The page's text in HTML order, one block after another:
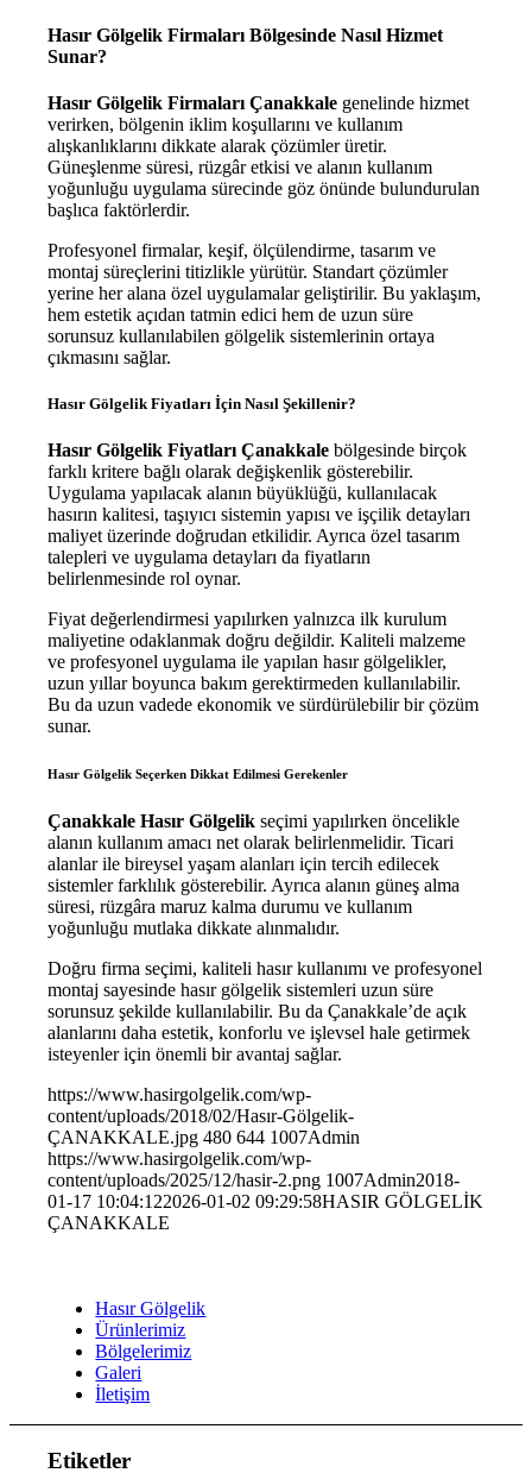
Hasır Gölgelik Firmaları Bölgesinde Nasıl Hizmet
Sunar?
Hasır Gölgelik Firmaları Çanakkale genelinde hizmet
verirken, bölgenin iklim koşullarını ve kullanım
alışkanlıklarını dikkate alarak çözümler üretir.
Güneşlenme süresi, rüzgâr etkisi ve alanın kullanım
yoğunluğu uygulama sürecinde göz önünde bulundurulan
başlıca faktörlerdir.
Profesyonel firmalar, keşif, ölçülendirme, tasarım ve
montaj süreçlerini titizlikle yürütür. Standart çözümler
yerine her alana özel uygulamalar geliştirilir. Bu yaklaşım,
hem estetik açıdan tatmin edici hem de uzun süre
sorunsuz kullanılabilen gölgelik sistemlerinin ortaya
çıkmasını sağlar.
Hasır Gölgelik Fiyatları İçin Nasıl Şekillenir?
Hasır Gölgelik Fiyatları Çanakkale bölgesinde birçok
farklı kritere bağlı olarak değişkenlik gösterebilir.
Uygulama yapılacak alanın büyüklüğü, kullanılacak
hasırın kalitesi, taşıyıcı sistemin yapısı ve işçilik detayları
maliyet üzerinde doğrudan etkilidir. Ayrıca özel tasarım
talepleri ve uygulama detayları da fiyatların
belirlenmesinde rol oynar.
Fiyat değerlendirmesi yapılırken yalnızca ilk kurulum
maliyetine odaklanmak doğru değildir. Kaliteli malzeme
ve profesyonel uygulama ile yapılan hasır gölgelikler,
uzun yıllar boyunca bakım gerektirmeden kullanılabilir.
Bu da uzun vadede ekonomik ve sürdürülebilir bir çözüm
sunar.
Hasır Gölgelik Seçerken Dikkat Edilmesi Gerekenler
Çanakkale Hasır Gölgelik seçimi yapılırken öncelikle
alanın kullanım amacı net olarak belirlenmelidir. Ticari
alanlar ile bireysel yaşam alanları için tercih edilecek
sistemler farklılık gösterebilir. Ayrıca alanın güneş alma
süresi, rüzgâra maruz kalma durumu ve kullanım
yoğunluğu mutlaka dikkate alınmalıdır.
Doğru firma seçimi, kaliteli hasır kullanımı ve profesyonel
montaj sayesinde hasır gölgelik sistemleri uzun süre
sorunsuz şekilde kullanılabilir. Bu da Çanakkale’de açık
alanlarını daha estetik, konforlu ve işlevsel hale getirmek
isteyenler için önemli bir avantaj sağlar.
https://www.hasirgolgelik.com/wp-
content/uploads/2018/02/Hasır-Gölgelik-
ÇANAKKALE.jpg 480 644 1007Admin
https://www.hasirgolgelik.com/wp-
content/uploads/2025/12/hasir-2.png 1007Admin2018-
01-17 10:04:122026-01-02 09:29:58HASIR GÖLGELİK
ÇANAKKALE
Hasır Gölgelik
Ürünlerimiz
Bölgelerimiz
Galeri
İletişim
Etiketler